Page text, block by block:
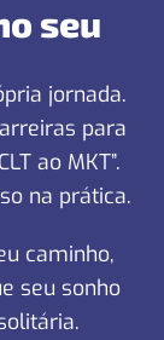
seu
jornada.
para
ao MKT”.
na prática.
caminho,
seu sonho